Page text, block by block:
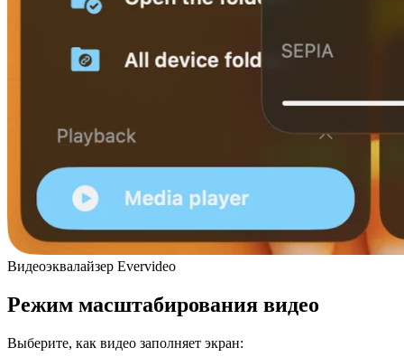
Видеоэквалайзер Evervideo
Режим масштабирования видео
Выберите, как видео заполняет экран: